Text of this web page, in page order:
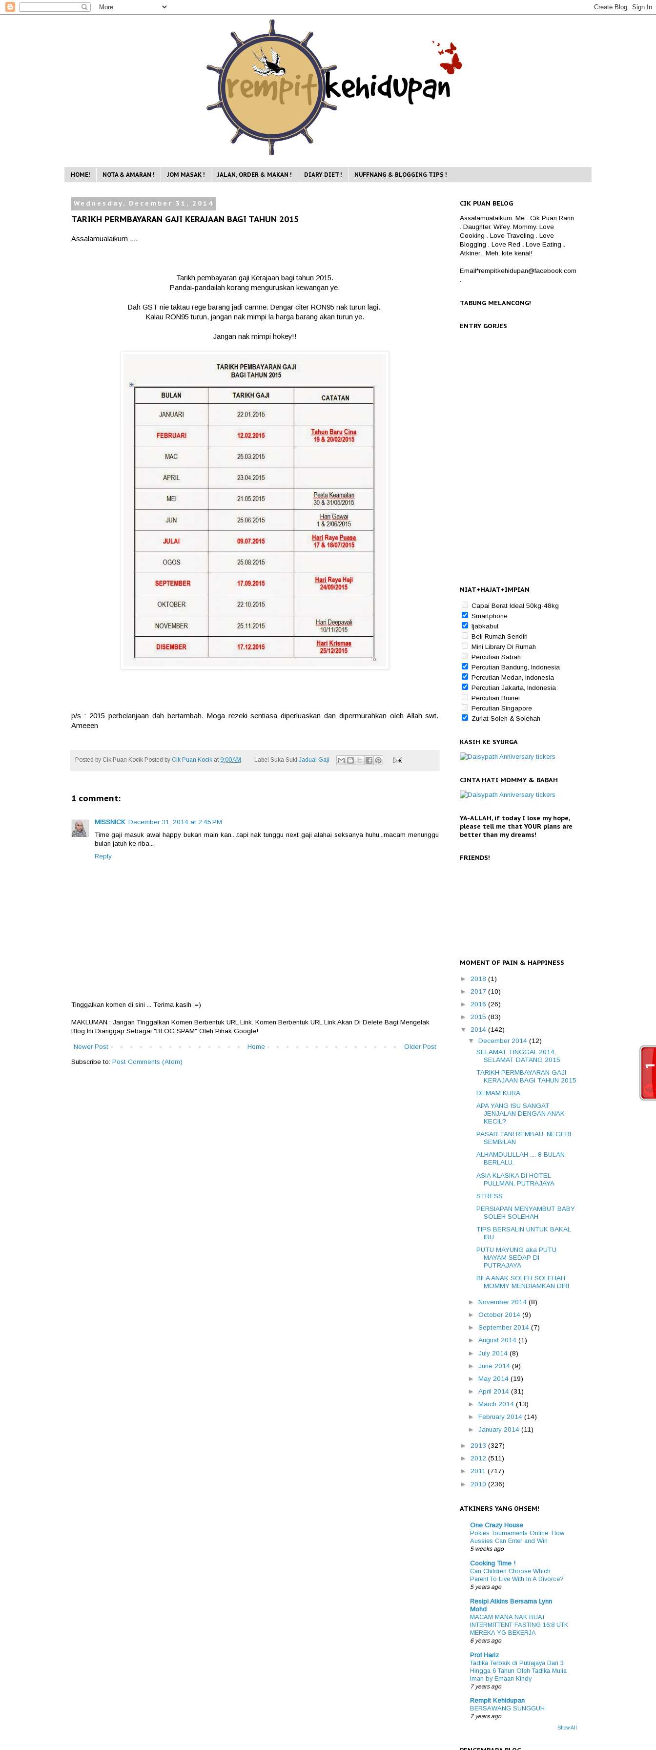
HOME! NOTA & AMARAN ! JOM MASAK ! JALAN, ORDER & MAKAN ! DIARY DIET ! NUFFNANG & BLOGGING TIPS !
Wednesday, December 31, 2014
TARIKH PERMBAYARAN GAJI KERAJAAN BAGI TAHUN 2015
Assalamualaikum ....
Tarikh pembayaran gaji Kerajaan bagi tahun 2015.
Pandai-pandailah korang menguruskan kewangan ye.
Dah GST nie taktau rege barang jadi camne. Dengar citer RON95 nak turun lagi.
Kalau RON95 turun, jangan nak mimpi la harga barang akan turun ye.
Jangan nak mimpi hokey!!
p/s : 2015 perbelanjaan dah bertambah. Moga rezeki sentiasa diperluaskan dan dipermurahkan oleh Allah swt.
Ameeen
Posted by Cik Puan Kocik Posted by Cik Puan Kocik at 9:00 AM Label Suka Suki Jadual Gaji
1 comment:
MISSNICK December 31, 2014 at 2:45 PM
Time gaji masuk awal happy bukan main kan....tapi nak tunggu next gaji alahai seksanya huhu...macam menunggu
bulan jatuh ke riba...
Reply
Tinggalkan komen di sini ... Terima kasih ;=)
MAKLUMAN : Jangan Tinggalkan Komen Berbentuk URL Link. Komen Berbentuk URL Link Akan Di Delete Bagi Mengelak
Blog Ini Dianggap Sebagai "BLOG SPAM" Oleh Pihak Google!
Newer Post Older Post
Home
Subscribe to: Post Comments (Atom)
CIK PUAN BELOG
Assalamualaikum. Me . Cik Puan Rann
. Daughter. Wifey. Mommy. Love
Cooking . Love Traveling . Love
Blogging . Love Red . Love Eating .
Atkiner . Meh, kite kenal!
Email*rempitkehidupan@facebook.com
.
TABUNG MELANCONG!
ENTRY GORJES
NIAT+HAJAT+IMPIAN
Capai Berat Ideal 50kg-48kg
Smartphone
Ijabkabul
Beli Rumah Sendiri
Mini Library Di Rumah
Percutian Sabah
Percutian Bandung, Indonesia
Percutian Medan, Indonesia
Percutian Jakarta, Indonesia
Percutian Brunei
Percutian Singapore
Zuriat Soleh & Solehah
KASIH KE SYURGA
CINTA HATI MOMMY & BABAH
YA-ALLAH, if today I lose my hope,
please tell me that YOUR plans are
better than my dreams!
FRIENDS!
MOMENT OF PAIN & HAPPINESS
► 2018 (1)
► 2017 (10)
► 2016 (26)
► 2015 (83)
▼ 2014 (142)
▼December 2014(12)
SELAMAT TINGGAL 2014,
SELAMAT DATANG 2015
TARIKH PERMBAYARAN GAJI
KERAJAAN BAGI TAHUN 2015
DEMAM KURA
APA YANG ISU SANGAT
JENJALAN DENGAN ANAK
KECIL?
PASAR TANI REMBAU, NEGERI
SEMBILAN
ALHAMDULILLAH .... 8 BULAN
BERLALU.
ASIA KLASIKA DI HOTEL
PULLMAN, PUTRAJAYA
STRESS
PERSIAPAN MENYAMBUT BABY
SOLEH SOLEHAH
TIPS BERSALIN UNTUK BAKAL
IBU
PUTU MAYUNG aka PUTU
MAYAM SEDAP DI
PUTRAJAYA
BILA ANAK SOLEH SOLEHAH
MOMMY MENDIAMKAN DIRI
►November 2014(8)
►October 2014(9)
►September 2014(7)
►August 2014(1)
►July 2014(8)
►June 2014(9)
►May 2014(19)
►April 2014(31)
►March 2014(13)
►February 2014(14)
►January 2014(11)
► 2013 (327)
► 2012 (511)
► 2011 (717)
► 2010 (236)
ATKINERS YANG OHSEM!
One Crazy House
Pokies Tournaments Online: How
Aussies Can Enter and Win
5 weeks ago
Cooking Time !
Can Children Choose Which
Parent To Live With In A Divorce?
5 years ago
Resipi Atkins Bersama Lynn
Mohd
MACAM MANA NAK BUAT
INTERMITTENT FASTING 16:8 UTK
MEREKA YG BEKERJA
6 years ago
Prof Hariz
Tadika Terbaik di Putrajaya Dari 3
Hingga 6 Tahun Oleh Tadika Mulia
Iman by Emaan Kindy
7 years ago
Rempit Kehidupan
BERSAWANG SUNGGUH
7 years ago
Show All